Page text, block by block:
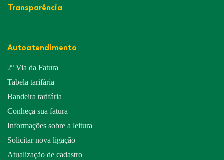
Transparência
Autoatendimento
2º Via da Fatura
Tabela tarifária
Bandeira tarifária
Conheça sua fatura
Informações sobre a leitura
Solicitar nova ligação
Atualização de cadastro